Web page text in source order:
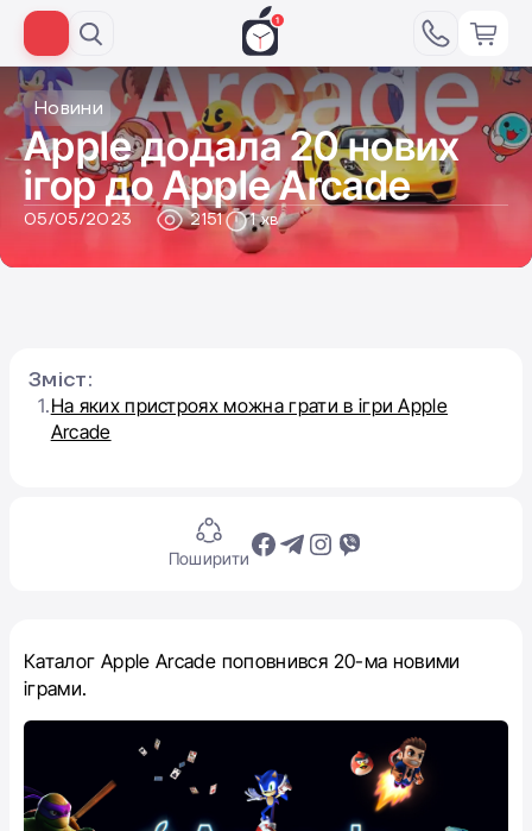
Новини
Apple додала 20 нових
ігор до Apple Arcade‌
05/05/2023 2151 1 хв
Поширити
Каталог Apple Arcade‌ поповнився 20-ма новими
іграми.
Зміст:
1.На яких пристроях можна грати в ігри Apple
Arcade